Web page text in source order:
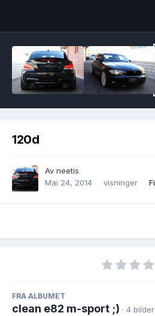
120d
Av neetis
Mai 24, 2014
visninger
FRA ALBUMET
clean e82 m-sport ;) · 4 bilder